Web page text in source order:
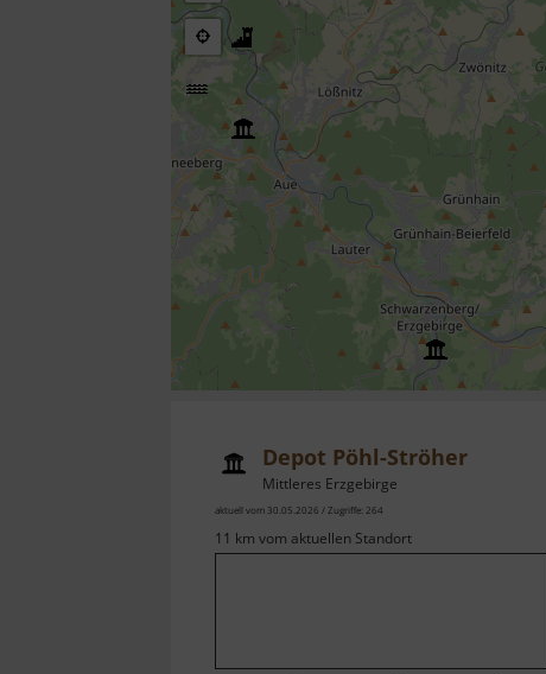
Depot Pöhl-Ströher
Mittleres Erzgebirge
aktuell vom 30.05.2026 / Zugriffe: 264
11 km vom aktuellen Standort